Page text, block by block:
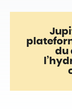
du